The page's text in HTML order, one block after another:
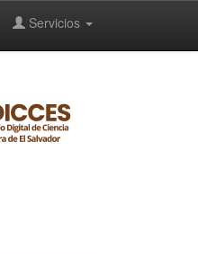
Servicios